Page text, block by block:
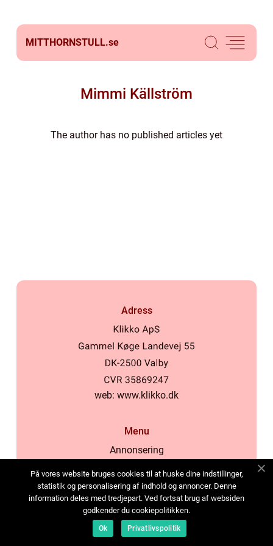
MITTHORNSTULL.se
Mimmi Källström
The author has no published articles yet
Adress
web: www.klikko.dk
Menu
Annonsering
Cookies
Kontakta oss
Sitemap
På vores website bruges cookies til at huske dine indstillinger,
statistik og personalisering af indhold og annoncer. Denne
information deles med tredjepart. Ved fortsat brug af websiden
godkender du cookiepolitikken.
Ok Privatlivspolitik